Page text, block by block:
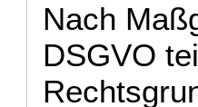
Nach
DSGVO